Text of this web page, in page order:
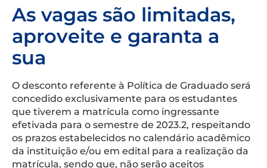
As vagas são limitadas,
aproveite e garanta a
sua
O desconto referente à Política de Graduado será
concedido exclusivamente para os estudantes
que tiverem a matrícula como ingressante
efetivada para o semestre de 2023.2, respeitando
os prazos estabelecidos no calendário acadêmico
da instituição e/ou em edital para a realização da
matrícula, sendo que, não serão aceitos